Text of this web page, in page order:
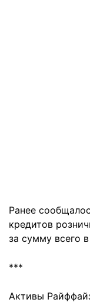
Ранее
кредитов
за сумму всего
***
Активы